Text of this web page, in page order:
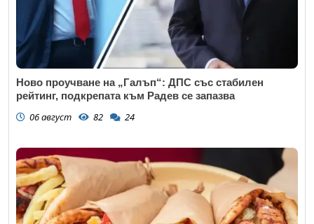
Ново проучване на „Галъп“: ДПС със стабилен
рейтинг, подкрепата към Радев се запазва
06 август 82 24